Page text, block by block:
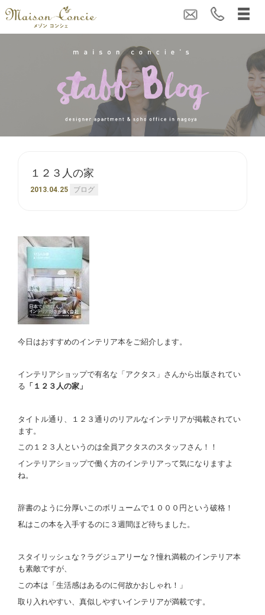
１２３人の家
2013.04.25 ブログ
今日はおすすめのインテリア本をご紹介します。
インテリアショップで有名な「アクタス」さんから出版されてい
る 「１２３人の家」
タイトル通り、１２３通りのリアルなインテリアが掲載されてい
ます。
この１２３人というのは全員アクタスのスタッフさん！！
インテリアショップで働く方のインテリアって気になりますよ
ね。
辞書のように分厚いこのボリュームで１０００円という破格！
私はこの本を入手するのに３週間ほど待ちました。
スタイリッシュな？ラグジュアリーな？憧れ満載のインテリア本
も素敵ですが、
この本は「生活感はあるのに何故かおしゃれ！」
取り入れやすい、真似しやすいインテリアが満載です。